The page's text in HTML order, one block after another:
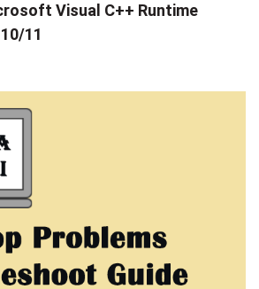
Visual C++ Runtime
11